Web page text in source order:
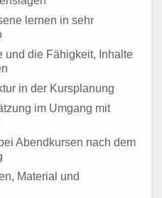
lernen in sehr
und die Fähigkeit, Inhalte
in der Kursplanung
im Umgang mit
Abendkursen nach dem
Material und